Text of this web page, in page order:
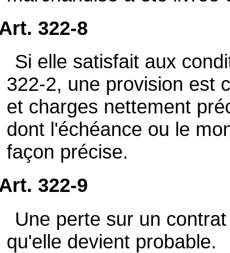
322-8
Si elle satisfait aux
322-2, une provision est
et charges nettement
dont l'échéance ou le
façon précise.
322-9
Une perte sur un
qu'elle devient probable.